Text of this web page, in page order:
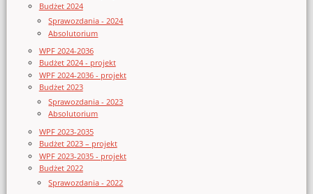
Budżet 2024
Sprawozdania - 2024
Absolutorium
WPF 2024-2036
Budżet 2024 - projekt
WPF 2024-2036 - projekt
Budżet 2023
Sprawozdania - 2023
Absolutorium
WPF 2023-2035
Budżet 2023 – projekt
WPF 2023-2035 - projekt
Budżet 2022
Sprawozdania - 2022